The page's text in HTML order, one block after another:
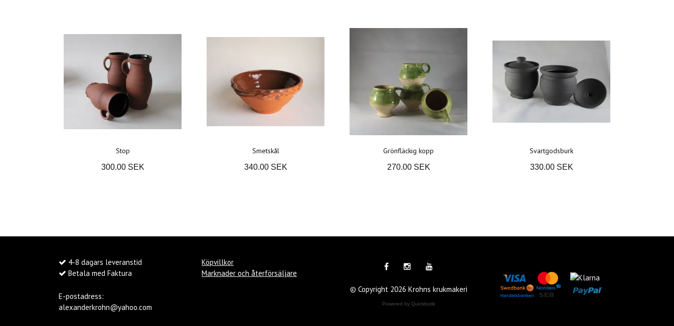
Stop
300.00 SEK
Smetskål
340.00 SEK
Grönfläckig kopp
270.00 SEK
Svartgodsburk
330.00 SEK
4-8 dagars leveranstid
Betala med Faktura
E-postadress:
alexanderkrohn@yahoo.com
Köpvillkor
Marknader och återförsäljare
© Copyright 2026 Krohns krukmakeri
Powered by Quickbutik